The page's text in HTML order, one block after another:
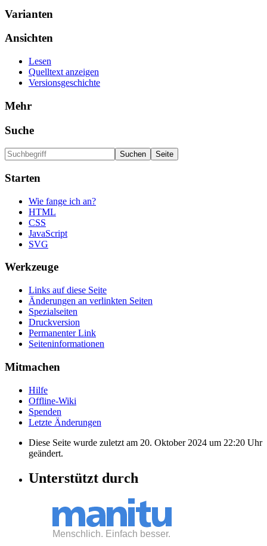
Varianten
Ansichten
Lesen
Quelltext anzeigen
Versionsgeschichte
Mehr
Suche
Starten
Wie fange ich an?
HTML
CSS
JavaScript
SVG
Werkzeuge
Links auf diese Seite
Änderungen an verlinkten Seiten
Spezialseiten
Druckversion
Permanenter Link
Seiten­informationen
Mitmachen
Hilfe
Offline-Wiki
Spenden
Letzte Änderungen
Diese Seite wurde zuletzt am 20. Oktober 2024 um 22:20 Uhr
geändert.
Unterstützt durch